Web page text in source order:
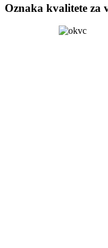
Oznaka kvalitete za